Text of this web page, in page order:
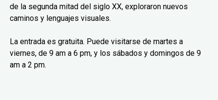
de la segunda mitad del siglo XX, exploraron nuevos
caminos y lenguajes visuales.
La entrada es gratuita. Puede visitarse de martes a
viernes, de 9 am a 6 pm, y los sábados y domingos de 9
am a 2 pm.